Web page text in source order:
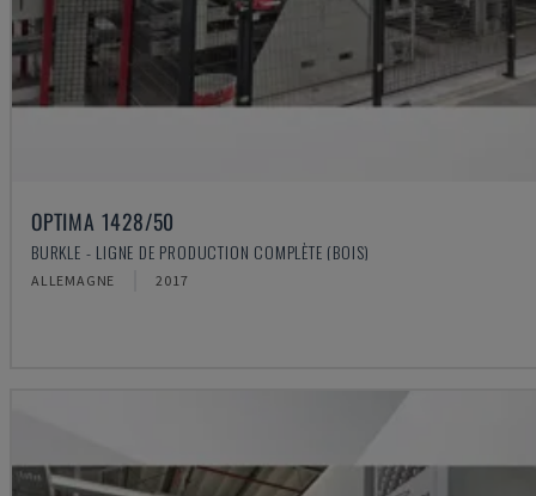
OPTIMA 1428/50
BURKLE - LIGNE DE PRODUCTION COMPLÈTE (BOIS)
ALLEMAGNE 2017